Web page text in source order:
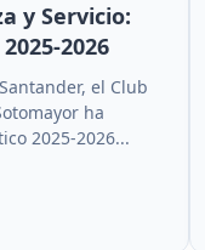
y Servicio:
2026
el Club
ha
2025-2026...